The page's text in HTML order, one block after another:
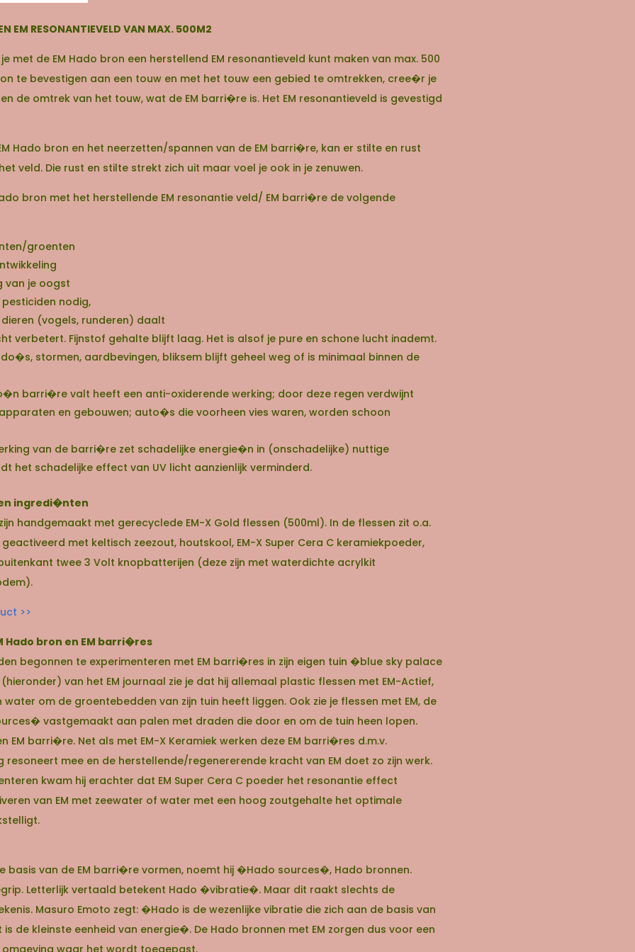
EM RESONANTIEVELD VAN MAX. 500M2
met de EM Hado bron een herstellend EM resonantieveld kunt maken van max. 500
te bevestigen aan een touw en met het touw een gebied te omtrekken, cree�r je
de omtrek van het touw, wat de EM barri�re is. Het EM resonantieveld is gevestigd
Hado bron en het neerzetten/spannen van de EM barri�re, kan er stilte en rust
veld. Die rust en stilte strekt zich uit maar voel je ook in je zenuwen.
bron met het herstellende EM resonantie veld/ EM barri�re de volgende
groenten
van je oogst
nodig,
(vogels, runderen) daalt
verbetert. Fijnstof gehalte blijft laag. Het is alsof je pure en schone lucht inademt.
stormen, aardbevingen, bliksem blijft geheel weg of is minimaal binnen de
barri�re valt heeft een anti-oxiderende werking; door deze regen verdwijnt
en gebouwen; auto�s die voorheen vies waren, worden schoon
van de barri�re zet schadelijke energie�n in (onschadelijke) nuttige
het schadelijke effect van UV licht aanzienlijk verminderd.
ingredi�nten
handgemaakt met gerecyclede EM-X Gold flessen (500ml). In de flessen zit o.a.
met keltisch zeezout, houtskool, EM-X Super Cera C keramiekpoeder,
twee 3 Volt knopbatterijen (deze zijn met waterdichte acrylkit
>>
Hado bron en EM barri�res
begonnen te experimenteren met EM barri�res in zijn eigen tuin �blue sky palace
van het EM journaal zie je dat hij allemaal plastic flessen met EM-Actief,
om de groentebedden van zijn tuin heeft liggen. Ook zie je flessen met EM, de
vastgemaakt aan palen met draden die door en om de tuin heen lopen.
EM barri�re. Net als met EM-X Keramiek werken deze EM barri�res d.m.v.
resoneert mee en de herstellende/regenererende kracht van EM doet zo zijn werk.
kwam hij erachter dat EM Super Cera C poeder het resonantie effect
van EM met zeewater of water met een hoog zoutgehalte het optimale
basis van de EM barri�re vormen, noemt hij �Hado sources�, Hado bronnen.
Letterlijk vertaald betekent Hado �vibratie�. Maar dit raakt slechts de
Masuro Emoto zegt: �Hado is de wezenlijke vibratie die zich aan de basis van
de kleinste eenheid van energie�. De Hado bronnen met EM zorgen dus voor een